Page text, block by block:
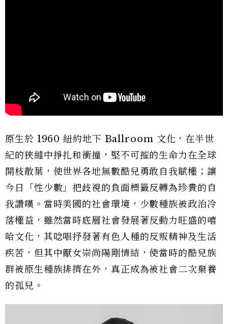
原生於 1960 紐約地下 Ballroom 文化，在半世
紀的狹縫中掙扎和衝撞，堅不可摧的生命力在全球
開枝散葉，使世界各地無數酷兒勇敢自我賦權；讓
今日「性少數」把歧視的負面標籤反轉為珍貴的自
我讚嘆。當時美國的社會環境，少數種族被政治冷
落權益，雖然當時底層社會發展著反動力旺盛的嘻
哈文化，其唸唱抒發著有色人種的反叛精神及生活
疾苦，但其中厭女崇尚陽剛情結，使當時的酷兒族
群被原生種族排擠在外，真正成為被社會二次棄養
的孤兒。